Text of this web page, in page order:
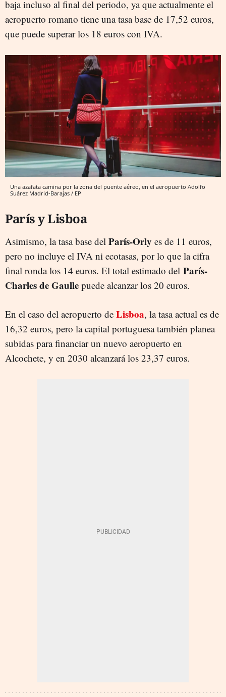
baja incluso al final del periodo, ya que actualmente el
aeropuerto romano tiene una tasa base de 17,52 euros,
que puede superar los 18 euros con IVA.
Una azafata camina por la zona del puente aéreo, en el aeropuerto Adolfo
Suárez Madrid-Barajas / EP
París y Lisboa
Asimismo, la tasa base del París-Orly es de 11 euros,
pero no incluye el IVA ni ecotasas, por lo que la cifra
final ronda los 14 euros. El total estimado del París-
Charles de Gaulle puede alcanzar los 20 euros.
En el caso del aeropuerto de Lisboa, la tasa actual es de
16,32 euros, pero la capital portuguesa también planea
subidas para financiar un nuevo aeropuerto en
Alcochete, y en 2030 alcanzará los 23,37 euros.